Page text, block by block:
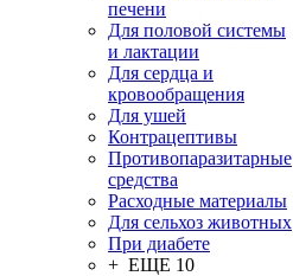
печени
Для половой системы
и лактации
Для сердца и
кровообращения
Для ушей
Контрацептивы
Противопаразитарные
средства
Расходные материалы
Для сельхоз животных
При диабете
+ ЕЩЕ 10